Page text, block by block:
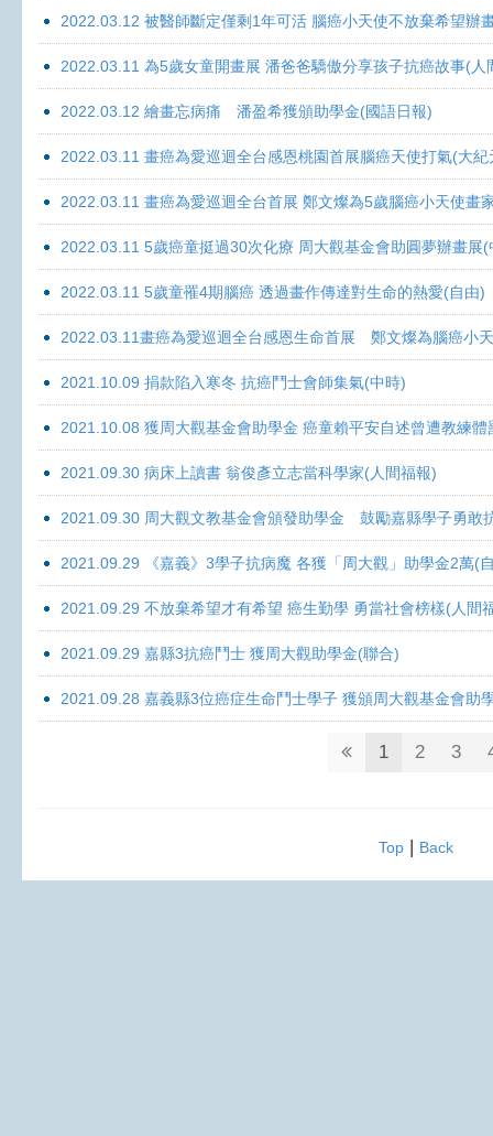
2022.03.12 被醫師斷定僅剩1年可活 腦癌小天使不放棄希望辦
2022.03.11 為5歲女童開畫展 潘爸爸驕傲分享孩子抗癌故事(人
2022.03.12 繪畫忘病痛 潘盈希獲頒助學金(國語日報)
2022.03.11 畫癌為愛巡迴全台感恩桃園首展腦癌天使打氣(大紀
2022.03.11 畫癌為愛巡迴全台首展 鄭文燦為5歲腦癌小天使畫
2022.03.11 5歲癌童挺過30次化療 周大觀基金會助圓夢辦畫展
2022.03.11 5歲童罹4期腦癌 透過畫作傳達對生命的熱愛(自由)
2022.03.11畫癌為愛巡迴全台感恩生命首展 鄭文燦為腦癌小
2021.10.09 捐款陷入寒冬 抗癌鬥士會師集氣(中時)
2021.10.08 獲周大觀基金會助學金 癌童賴平安自述曾遭教練體
2021.09.30 病床上讀書 翁俊彥立志當科學家(人間福報)
2021.09.30 周大觀文教基金會頒發助學金 鼓勵嘉縣學子勇敢
2021.09.29 《嘉義》3學子抗病魔 各獲「周大觀」助學金2萬(
2021.09.29 不放棄希望才有希望 癌生勤學 勇當社會榜樣(人間
2021.09.29 嘉縣3抗癌鬥士 獲周大觀助學金(聯合)
2021.09.28 嘉義縣3位癌症生命鬥士學子 獲頒周大觀基金會助
1 2 3
Top| Back